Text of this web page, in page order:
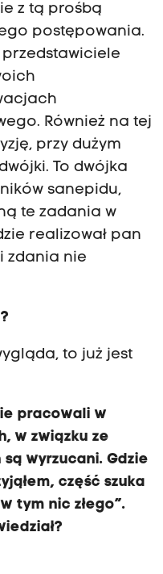
z tą prośbą
postępowania.
Również na tej
przy dużym
To dwójka
sanepidu,
te zadania w
realizował pan
zdania nie
to już jest
pracowali w
w związku ze
wyrzucani. Gdzie
część szuka
tym nic złego”.